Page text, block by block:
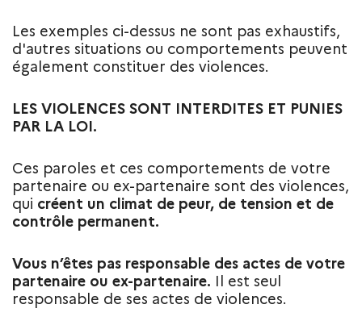
Les exemples ci-dessus ne sont pas exhaustifs,
d'autres situations ou comportements peuvent
également constituer des violences.
LES VIOLENCES SONT INTERDITES ET PUNIES
PAR LA LOI.
Ces paroles et ces comportements de votre
partenaire ou ex-partenaire sont des violences,
qui créent un climat de peur, de tension et de
contrôle permanent.
Vous n’êtes pas responsable des actes de votre
partenaire ou ex-partenaire. Il est seul
responsable de ses actes de violences.